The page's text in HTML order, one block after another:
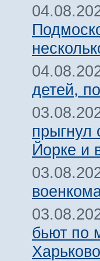
детей,
прыгнул
Йорке и
бьют по